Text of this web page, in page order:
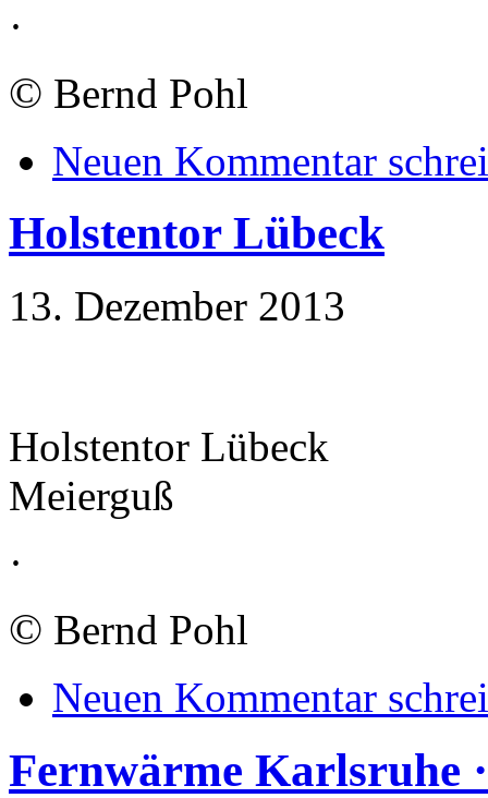
·
© Bernd Pohl
Neuen Kommentar
Holstentor Lübeck
13. Dezember 2013
Holstentor Lübeck
Meierguß
·
© Bernd Pohl
Neuen Kommentar
Fernwärme Karlsruhe